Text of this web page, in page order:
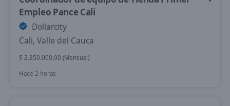
Empleo Pance Cali
Dollarcity
Cali, Valle del Cauca
$ 2.350.000,00 (Mensual)
Hace 2 horas